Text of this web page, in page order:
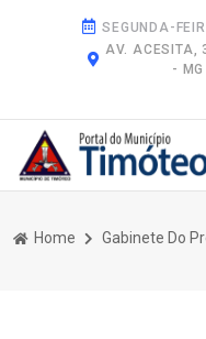
SEGUNDA-
AV. ACESITA,
-
Home Gabinete Do